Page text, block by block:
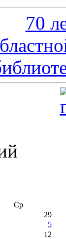
Ср
29
5
12